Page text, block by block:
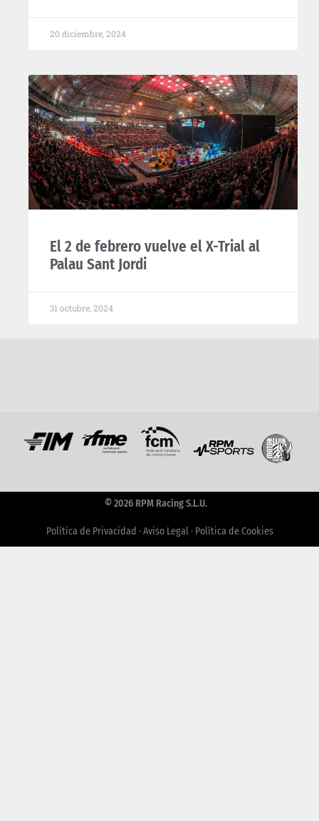
20 diciembre, 2024
El 2 de febrero vuelve el X-Trial al
Palau Sant Jordi
31 octubre, 2024
© 2026 RPM Racing S.L.U.
Política de Privacidad · Aviso Legal· Política de Cookies